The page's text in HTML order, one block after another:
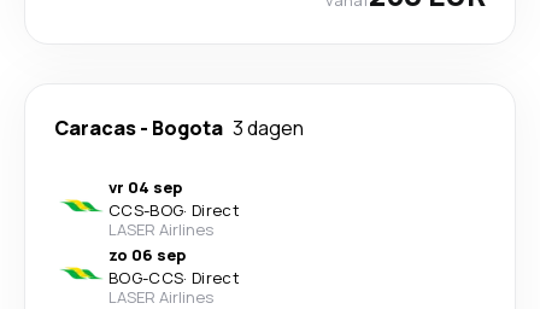
Caracas- Bogota 3 dagen
vr 04 sep
CCS-BOG· Direct
LASER Airlines
zo 06 sep
BOG-CCS· Direct
LASER Airlines